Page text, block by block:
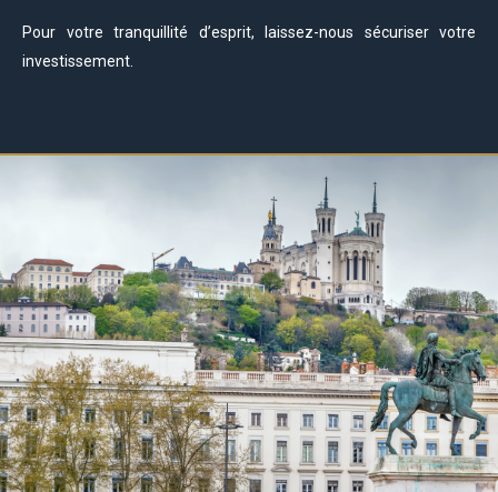
Pour votre tranquillité d’esprit, laissez-nous sécuriser votre
investissement.